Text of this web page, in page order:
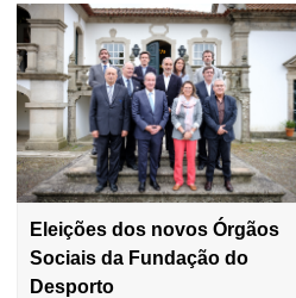
Eleições dos novos Órgãos
Sociais da Fundação do
Desporto